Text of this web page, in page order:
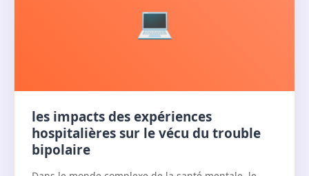
💻
les impacts des expériences
hospitalières sur le vécu du trouble
bipolaire